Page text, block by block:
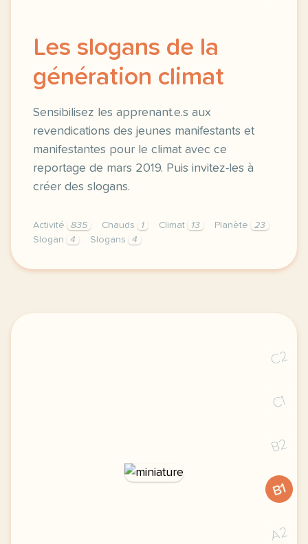
Les slogans de la
génération climat
Sensibilisez les apprenant.e.s aux
revendications des jeunes manifestants et
manifestantes pour le climat avec ce
reportage de mars 2019. Puis invitez-les à
créer des slogans.
Activité 835 Chauds 1 Climat 13 Planète
23
Slogan
4 Slogans 4
fiche pedagogique b2 les slogans de la
C2
C1
B2
B1
A2